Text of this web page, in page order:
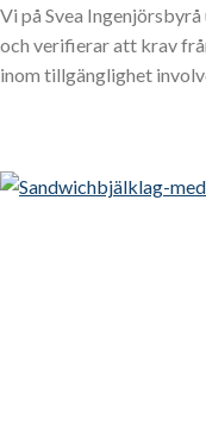
Vi på Svea
och verifierar att krav
inom tillgänglighet